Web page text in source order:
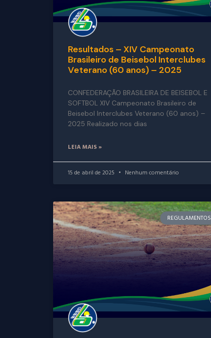
Resultados – XIV Campeonato
Brasileiro de Beisebol Interclubes
Veterano (60 anos) – 2025
CONFEDERAÇÃO BRASILEIRA DE BEISEBOL E
SOFTBOL XIV Campeonato Brasileiro de
Beisebol Interclubes Veterano (60 anos) –
2025 Realizado nos dias
LEIA MAIS »
15 de abril de 2025 Nenhum comentário
REGULAMENTOS